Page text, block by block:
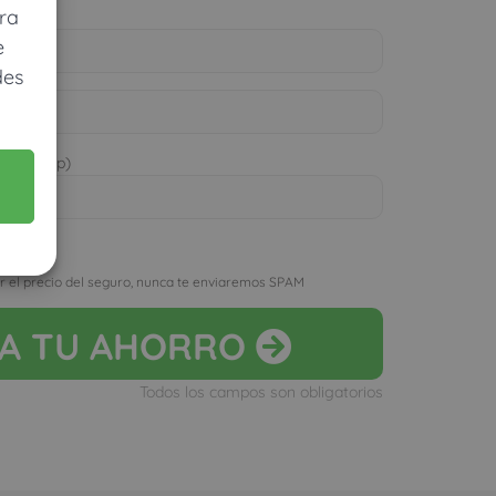
precio del seguro, nunca te enviaremos SPAM
TU AHORRO
Todos los campos son obligatorios